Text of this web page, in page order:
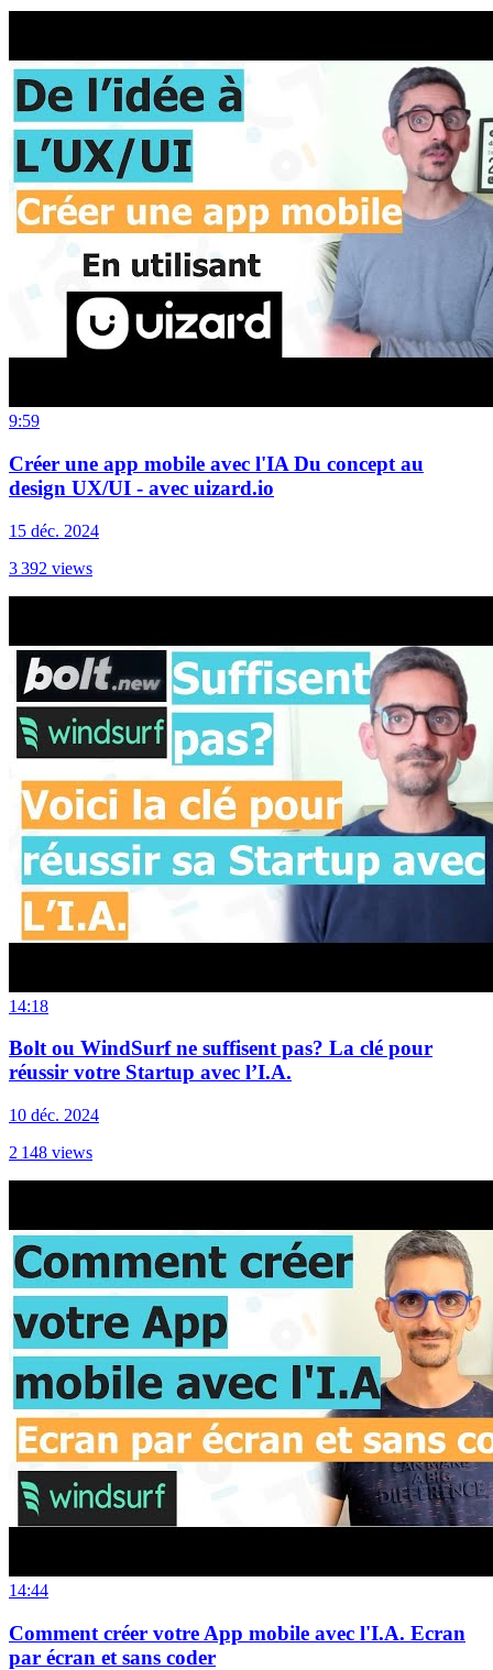
9:59
Créer une app mobile avec l'IA Du concept au
design UX/UI - avec uizard.io
15 déc. 2024
3 392 views
14:18
Bolt ou WindSurf ne suffisent pas? La clé pour
réussir votre Startup avec l’I.A.
10 déc. 2024
2 148 views
14:44
Comment créer votre App mobile avec l'I.A. Ecran
par écran et sans coder